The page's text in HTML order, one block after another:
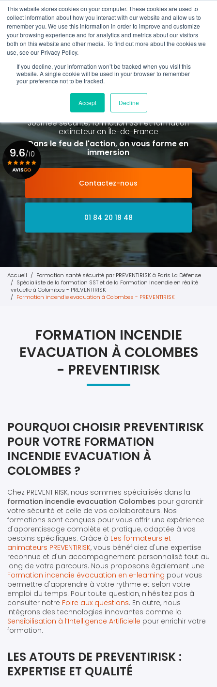
This website stores cookies on your computer. These cookies are used to
collect information about how you interact with our website and allow us to
remember you. We use this information in order to improve and customize
your browsing experience and for analytics and metrics about our visitors
both on this website and other media. To find out more about the cookies we
use, see our Privacy Policy.
If you decline, your information won’t be tracked when you visit this
website. A single cookie will be used in your browser to remember
your preference not to be tracked.
Accept Decline
Aller
au
contenu
principal
01 84 20 18 48
Spécialiste de la formation SST et
de la Formation Incendie
à Paris La Défense depuis 2015
Journée sécurité, formation SST et formation
extincteuren Île-de-France
Dans le feu de l'action, on vous forme en
immersion
Contactez-nous
01 84 20 18 48
9.6/10
Voir le certificat
Accueil
Formation santé sécurité par PREVENTIRISK à Paris La Défense
Spécialiste de la formation SST et de la Formation Incendie en réalité
virtuelle à Colombes - PREVENTIRISK
Formation incendie evacuation à Colombes - PREVENTIRISK
FORMATION INCENDIE
EVACUATION À COLOMBES
- PREVENTIRISK
POURQUOI CHOISIR PREVENTIRISK
POUR VOTRE FORMATION
INCENDIE EVACUATION À
COLOMBES ?
Chez PREVENTIRISK, nous sommes spécialisés dans la
formation incendie evacuation Colombes pour garantir
votre sécurité et celle de vos collaborateurs. Nos
formations sont conçues pour vous offrir une expérience
d'apprentissage complète et pratique, adaptée à vos
besoins spécifiques. Grâce à Les formateurs et
animateurs PREVENTIRISK, vous bénéficiez d'une expertise
reconnue et d'un accompagnement personnalisé tout au
long de votre parcours. Nous proposons également une
Formation incendie évacuation en e-learning pour vous
permettre d'apprendre à votre rythme et selon votre
emploi du temps. Pour toute question, n'hésitez pas à
consulter notre Foire aux questions. En outre, nous
intégrons des technologies innovantes comme la
Sensibilisation à l’Intelligence Artificielle pour enrichir votre
formation.
LES ATOUTS DE PREVENTIRISK :
EXPERTISE ET QUALITÉ